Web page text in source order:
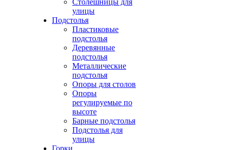
Столешницы для
улицы
Подстолья
Пластиковые
подстолья
Деревянные
подстолья
Металлические
подстолья
Опоры для столов
Опоры
регулируемые по
высоте
Барные подстолья
Подстолья для
улицы
Горки